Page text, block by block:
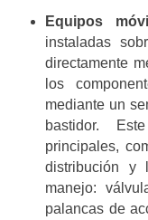
Equipos
instaladas
directamente
los
mediante un
bastidor.
principales,
distribución y
manejo:
palancas de